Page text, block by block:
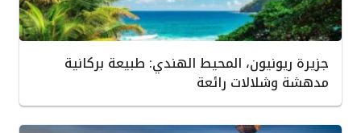
جزيرة ريونيون، المحيط الهندي: طبيعة بركانية
مدهشة وشلالات رائعة